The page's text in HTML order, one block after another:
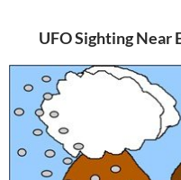
UFO Sighting Near